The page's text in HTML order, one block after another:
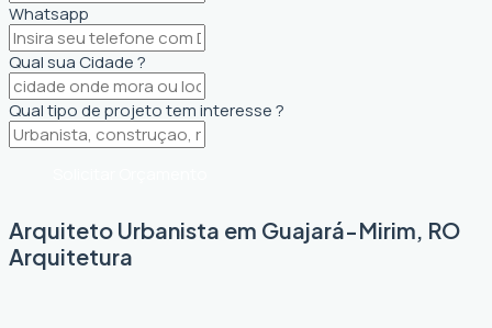
Whatsapp
Qual sua Cidade ?
Qual tipo de projeto tem interesse ?
Arquiteto Urbanista em Guajará-Mirim, RO
Arquitetura